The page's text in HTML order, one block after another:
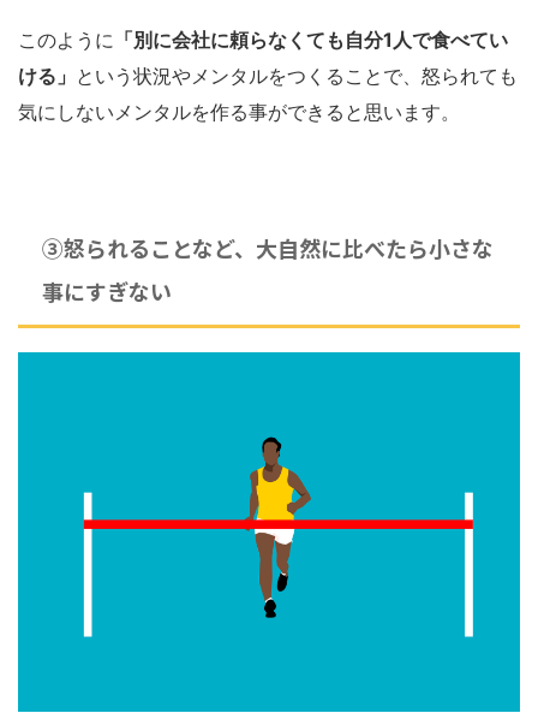
このように 「別に会社に頼らなくても自分1人で食べてい
ける」 という状況やメンタルをつくることで、怒られても
気にしないメンタルを作る事ができると思います。
③怒られることなど、大自然に比べたら小さな
事にすぎない